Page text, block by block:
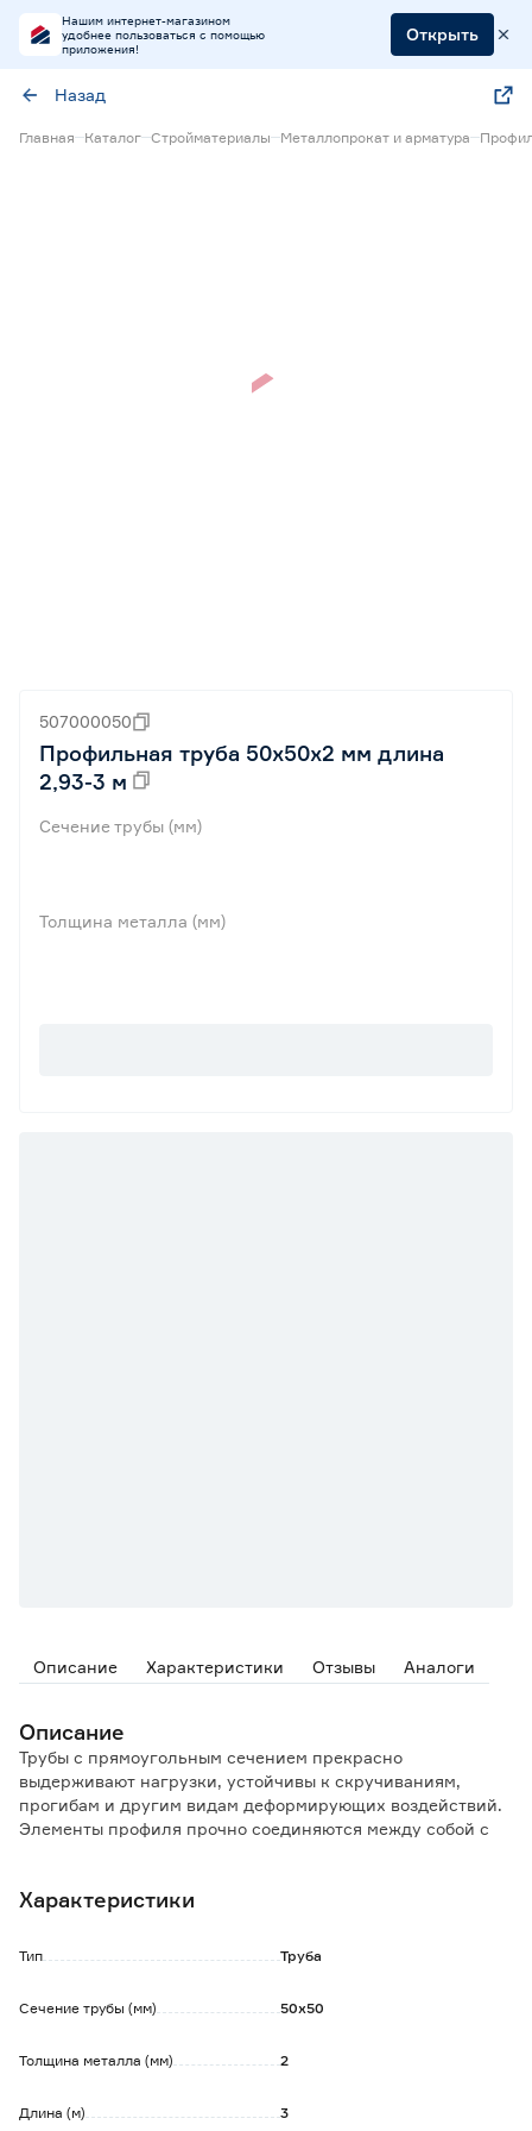
Нашим интернет-магазином
удобнее пользоваться с помощью
приложения!
Открыть
Назад
Главная Каталог Стройматериалы Металлопрокат и арматура
507000050
Профильная труба 50x50x2 мм длина
2,93-3 м
Сечение трубы (мм)
Толщина металла (мм)
Описание Характеристики Отзывы Аналоги
Описание
Трубы с прямоугольным сечением прекрасно
выдерживают нагрузки, устойчивы к скручиваниям,
прогибам и другим видам деформирующих воздействий.
Элементы профиля прочно соединяются между собой с
несущих и опорных каркасов.
Обратите внимание:
металла. Может потребоваться дополнительная
Характеристики
Тип Труба
Сечение трубы (мм) 50x50
Толщина металла (мм) 2
Длина (м) 3